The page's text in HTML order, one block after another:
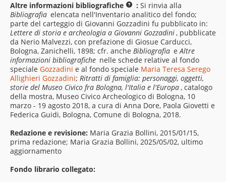
Altre informazioni bibliografiche
: Si rinvia alla
Bibliografia elencata nell'Inventario analitico del fondo;
parte del carteggio di Giovanni Gozzadini fu pubblicato in:
Lettere di storia e archeologia a Giovanni Gozzadini, pubblicate
da Nerio Malvezzi, con prefazione di Giosue Carducci,
Bologna, Zanichelli, 1898; cfr. anche Bibliografia eAltre
informazioni bibliografiche nelle schede relative al fondo
speciale Gozzadini e al fondo speciale Maria Teresa Serego
Allighieri Gozzadini; Ritratti di famiglia: personaggi, oggetti,
storie del Museo Civico fra Bologna, l'Italia e l'Europa, catalogo
della mostra, Museo Civico Archeologico di Bologna, 10
marzo - 19 agosto 2018, a cura di Anna Dore, Paola Giovetti e
Federica Guidi, Bologna, Comune di Bologna, 2018.
Redazione e revisione: Maria Grazia Bollini, 2015/01/15,
prima redazione; Maria Grazia Bollini, 2025/05/02, ultimo
aggiornamento
Fondo librario collegato: